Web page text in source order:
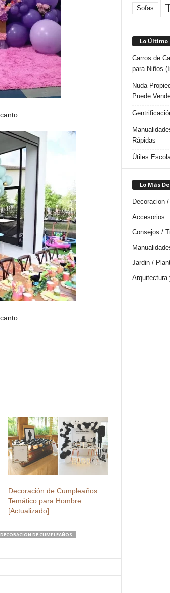
Decoración de Cumpleaños
Temático para Hombre
[Actualizado]
DECORACION DE CUMPLEAÑOS
Sofas
Lo Último
Carros de
para Niños
Nuda
Puede
Rápidas
Útiles
Lo Más
Decoracion
Accesorios
Consejos /
Jardin /
Arquitectura